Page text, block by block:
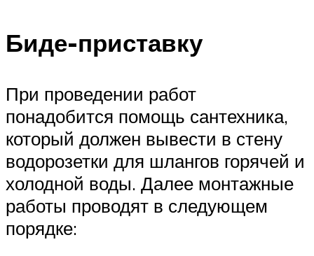
Биде-приставку
При проведении работ
понадобится помощь сантехника,
который должен вывести в стену
водорозетки для шлангов горячей и
холодной воды. Далее монтажные
работы проводят в следующем
порядке: